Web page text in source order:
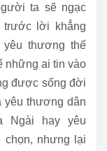
ta sẽ ngạc
trước lời khẳng
yêu thương thế
những ai tin vào
được sống đời
yêu thương dân
Ngài hay yêu
nhưng lại